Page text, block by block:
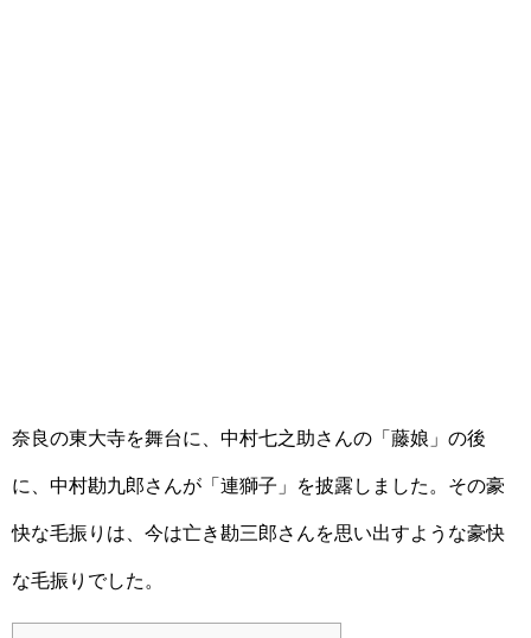
奈良の東大寺を舞台に、中村七之助さんの「藤娘」の後
に、中村勘九郎さんが「連獅子」を披露しました。その豪
快な毛振りは、今は亡き勘三郎さんを思い出すような豪快
な毛振りでした。